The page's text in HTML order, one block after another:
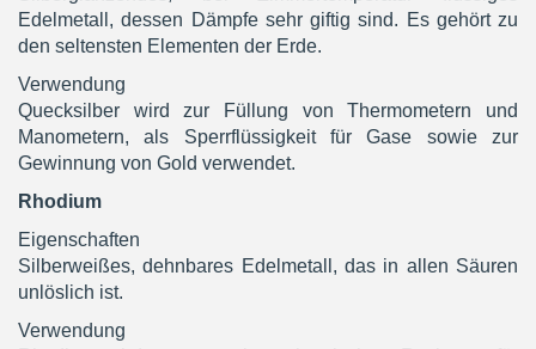
Edelmetall, dessen Dämpfe sehr giftig sind. Es gehört zu
den seltensten Elementen der Erde.
Verwendung
Quecksilber wird zur Füllung von Thermometern und
Manometern, als Sperrflüssigkeit für Gase sowie zur
Gewinnung von Gold verwendet.
Rhodium
Eigenschaften
Silberweißes, dehnbares Edelmetall, das in allen Säuren
unlöslich ist.
Verwendung